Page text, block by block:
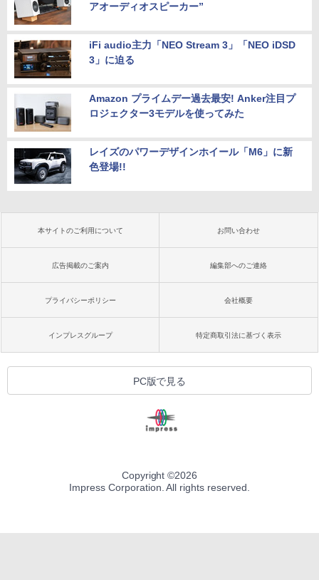
アオーディオスピーカー”
iFi audio主力「NEO Stream 3」「NEO iDSD
3」に迫る
Amazon プライムデー過去最安! Anker注目プ
ロジェクター3モデルを使ってみた
レイズのパワーデザインホイール「M6」に新
色登場!!
本サイトのご利用について お問い合わせ
広告掲載のご案内 編集部へのご連絡
プライバシーポリシー 会社概要
インプレスグループ 特定商取引法に基づく表示
PC版で見る
Copyright ©2026
Impress Corporation. All rights reserved.